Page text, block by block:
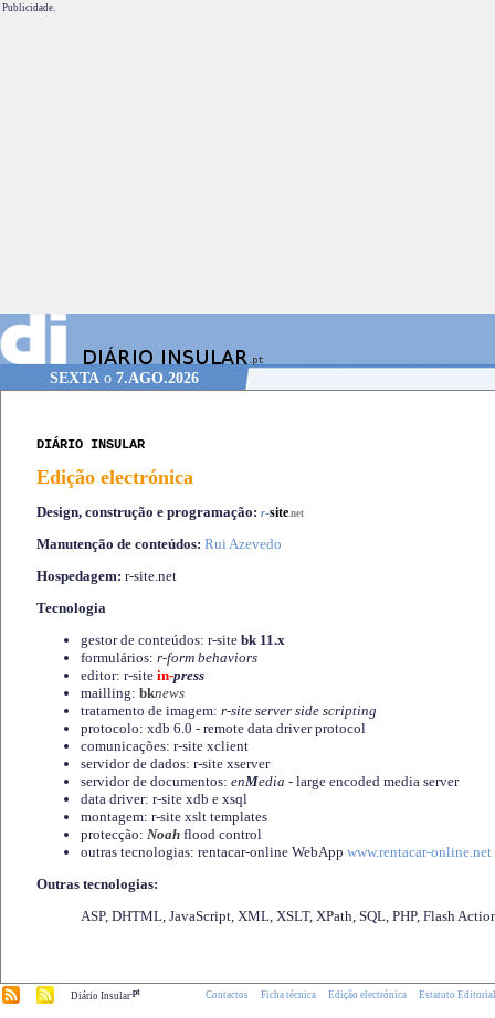
Publicidade.
SEXTA o 7.AGO.2026
DIÁRIO INSULAR
Edição electrónica
Design, construção e programação: r-site.net
Manutenção de conteúdos: Rui Azevedo
Hospedagem: r-site.net
Tecnologia
gestor de conteúdos: r-site bk 11.x
formulários: r-form behaviors
editor: r-site in-press
mailling: bknews
tratamento de imagem: r-site server side scripting
protocolo: xdb 6.0 - remote data driver protocol
comunicações: r-site xclient
servidor de dados: r-site xserver
servidor de documentos: enMedia - large encoded media server
data driver: r-site xdb e xsql
montagem: r-site xslt templates
protecção: Noah flood control
outras tecnologias: rentacar-online WebApp www.rentacar-online.net
Outras tecnologias:
ASP, DHTML, JavaScript, XML, XSLT, XPath, SQL, PHP, Flash
Diário Insular.pt Contactos Ficha técnica Edição electrónica Estatuto Editorial